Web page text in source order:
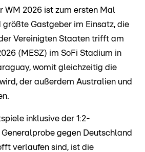
WM 2026 ist zum ersten Mal
Gastgeber im Einsatz, die
Vereinigten Staaten trifft am
(MESZ) im SoFi Stadium in
womit gleichzeitig die
der außerdem Australien und
inklusive der 1:2-
gegen Deutschland
verlaufen sind, ist die